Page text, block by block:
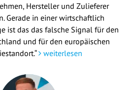
Hersteller und Zulieferer
Gerade in einer wirtschaftlich
ist das das falsche Signal für den
und für den europäischen
weiterlesen